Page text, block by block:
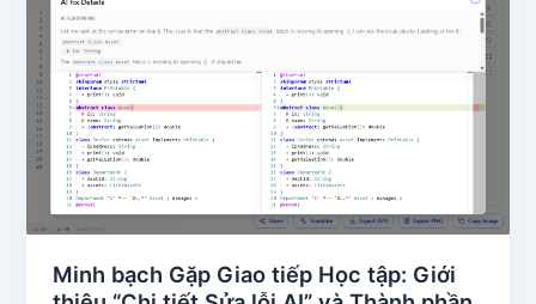
Minh bạch Gặp Giao tiếp Học tập: Giới